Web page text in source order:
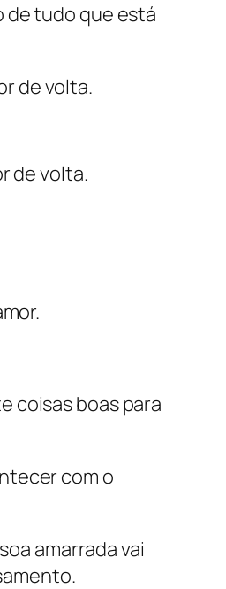
de tudo que está
de volta.
de volta.
coisas boas para
com o
amarrada vai